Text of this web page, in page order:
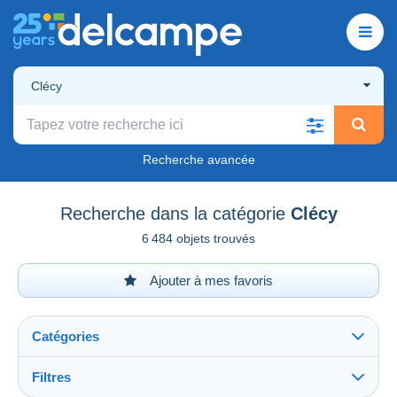
Clécy
Recherche avancée
Recherche dans la catégorie Clécy
6 484 objets trouvés
Ajouter à mes favoris
Catégories
Filtres